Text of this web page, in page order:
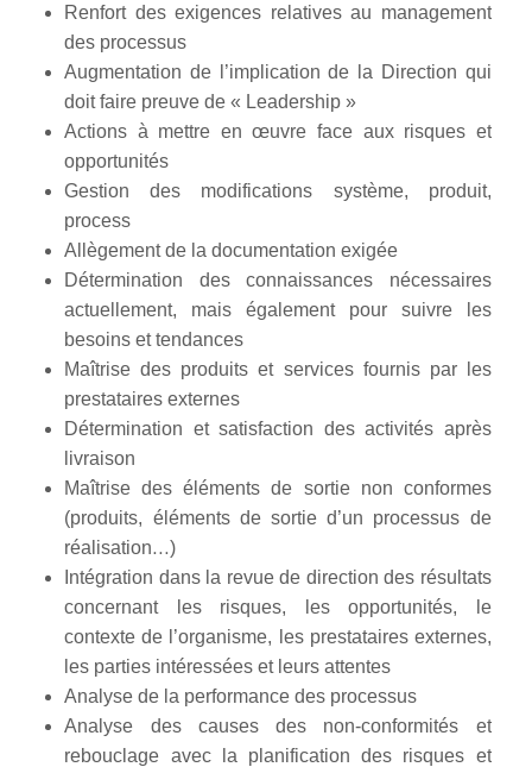
Renfort des exigences relatives au management
des processus
Augmentation de l’implication de la Direction qui
doit faire preuve de « Leadership »
Actions à mettre en œuvre face aux risques et
opportunités
Gestion des modifications système, produit,
process
Allègement de la documentation exigée
Détermination des connaissances nécessaires
actuellement, mais également pour suivre les
besoins et tendances
Maîtrise des produits et services fournis par les
prestataires externes
Détermination et satisfaction des activités après
livraison
Maîtrise des éléments de sortie non conformes
(produits, éléments de sortie d’un processus de
réalisation…)
Intégration dans la revue de direction des résultats
concernant les risques, les opportunités, le
contexte de l’organisme, les prestataires externes,
les parties intéressées et leurs attentes
Analyse de la performance des processus
Analyse des causes des non-conformités et
rebouclage avec la planification des risques et